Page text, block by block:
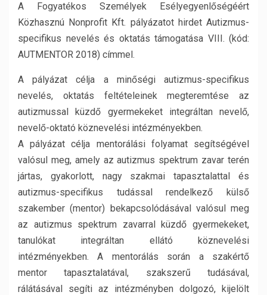
A Fogyatékos Személyek Esélyegyenlőségéért
Közhasznú Nonprofit Kft. pályázatot hirdet Autizmus-
specifikus nevelés és oktatás támogatása VIII. (kód:
AUTMENTOR 2018) címmel.
A pályázat célja a minőségi autizmus-specifikus
nevelés, oktatás feltételeinek megteremtése az
autizmussal küzdő gyermekeket integráltan nevelő,
nevelő-oktató köznevelési intézményekben.
A pályázat célja mentorálási folyamat segítségével
valósul meg, amely az autizmus spektrum zavar terén
jártas, gyakorlott, nagy szakmai tapasztalattal és
autizmus-specifikus tudással rendelkező külső
szakember (mentor) bekapcsolódásával valósul meg
az autizmus spektrum zavarral küzdő gyermekeket,
tanulókat integráltan ellátó köznevelési
intézményekben. A mentorálás során a szakértő
mentor tapasztalatával, szakszerű tudásával,
rálátásával segíti az intézményben dolgozó, kijelölt